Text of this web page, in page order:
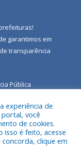
!
garantimos em
transparência
Pública
de Porto de
experiência de
você
de cookies.
isso é feito, acesse
concorda, clique em